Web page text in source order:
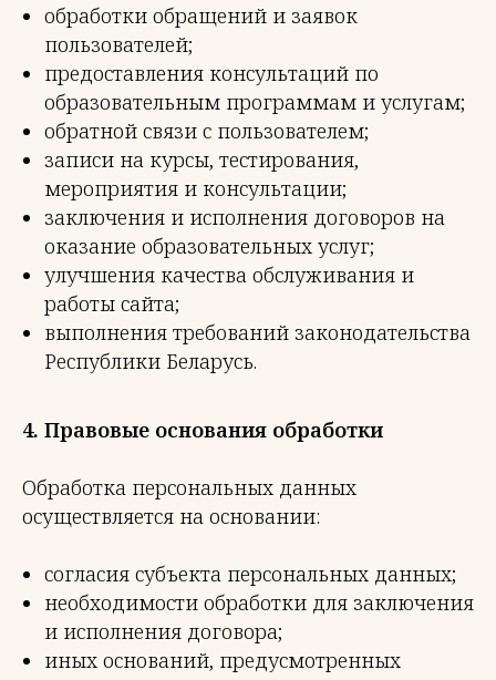
обработки обращений и заявок
пользователей;
предоставления консультаций по
образовательным программам и услугам;
обратной связи с пользователем;
записи на курсы, тестирования,
мероприятия и консультации;
заключения и исполнения договоров на
оказание образовательных услуг;
улучшения качества обслуживания и
работы сайта;
выполнения требований законодательства
Республики Беларусь.
4. Правовые основания обработки
Обработка персональных данных
осуществляется на основании:
согласия субъекта персональных данных;
необходимости обработки для заключения
и исполнения договора;
иных оснований, предусмотренных